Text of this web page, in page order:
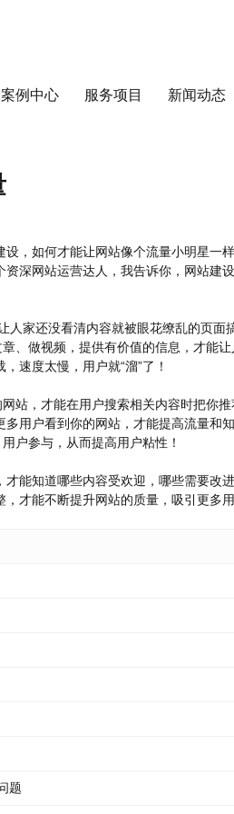
案例中心 服务项目 新闻动态
，如何才能让网站像个流量小明星一
网站运营达人，我告诉你，网站建
家还没看清内容就被眼花缭乱的页面
、做视频，提供有价值的信息，才能
速度太慢，用户就“溜”了！
站，才能在用户搜索相关内容时把你推
用户看到你的网站，才能提高流量和知
户参与，从而提高用户粘性！
能知道哪些内容受欢迎，哪些需要改
才能不断提升网站的质量，吸引更多用
题